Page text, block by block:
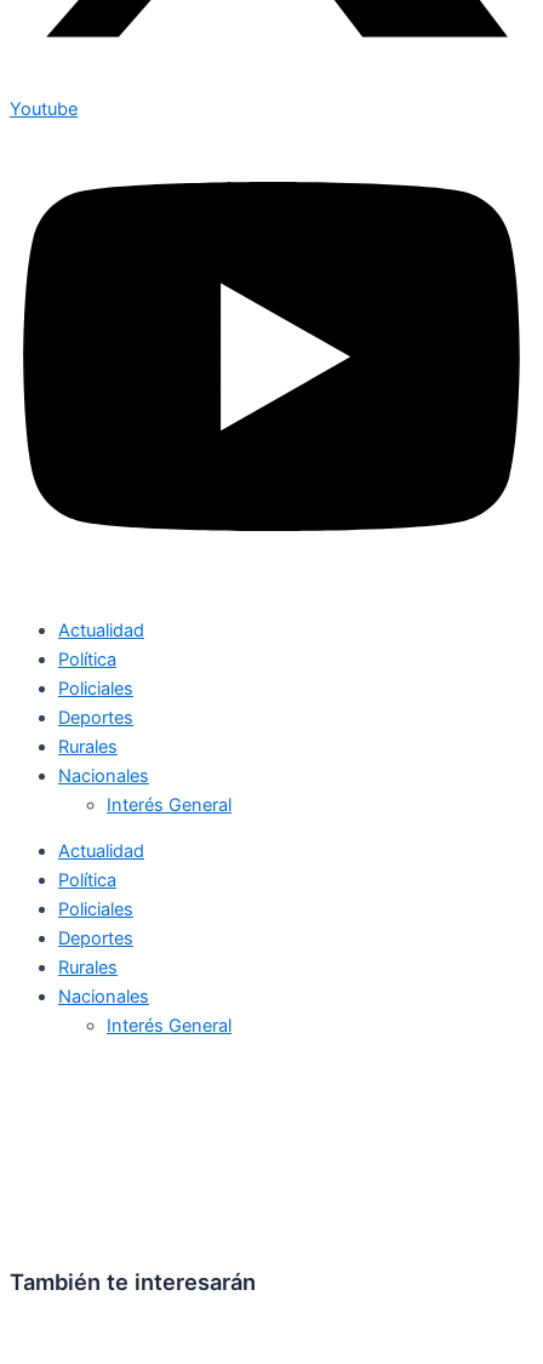
Youtube
Actualidad
Política
Policiales
Deportes
Rurales
Nacionales
Interés General
Actualidad
Política
Policiales
Deportes
Rurales
Nacionales
Interés General
También te interesarán